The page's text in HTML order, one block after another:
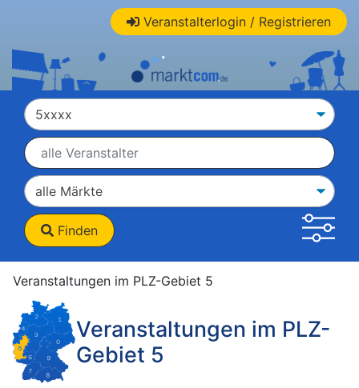
Veranstalterlogin / Registrieren
Finden
Veranstaltungen im PLZ-Gebiet 5
Veranstaltungen im PLZ-
Gebiet 5